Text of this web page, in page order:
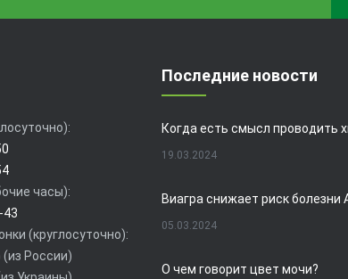
часы):
43
(круглосуточно):
(из России)
Последние новости
19.03.2024
05.03.2024
О чем говорит цвет мочи?